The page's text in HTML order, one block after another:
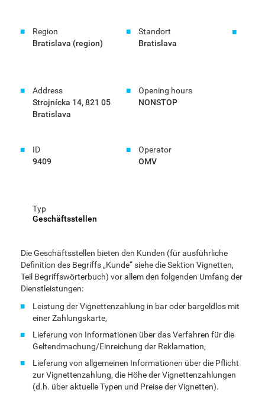
Region
Bratislava (region)
Standort
Bratislava
Address
Strojnícka 14, 821 05
Bratislava
Opening hours
NONSTOP
ID
9409
Operator
OMV
Typ
Geschäftsstellen
Die Geschäftsstellen bieten den Kunden (für ausführliche
Definition des Begriffs „Kunde“ siehe die Sektion Vignetten,
Teil Begriffswörterbuch) vor allem den folgenden Umfang der
Dienstleistungen:
Leistung der Vignettenzahlung in bar oder bargeldlos mit
einer Zahlungskarte,
Lieferung von Informationen über das Verfahren für die
Geltendmachung/Einreichung der Reklamation,
Lieferung von allgemeinen Informationen über die Pflicht
zur Vignettenzahlung, die Höhe der Vignettenzahlungen
(d.h. über aktuelle Typen und Preise der Vignetten).